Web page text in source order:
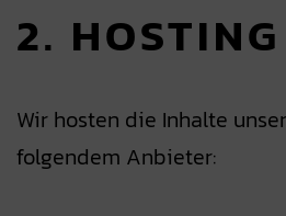
2. HOSTING
Wir hosten die Inhalte
folgendem Anbieter: